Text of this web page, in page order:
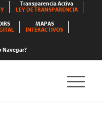
Transparencia Activa
LEY DE TRANSPARENCIA
MAPAS
INTERACTIVOS
Navegar?